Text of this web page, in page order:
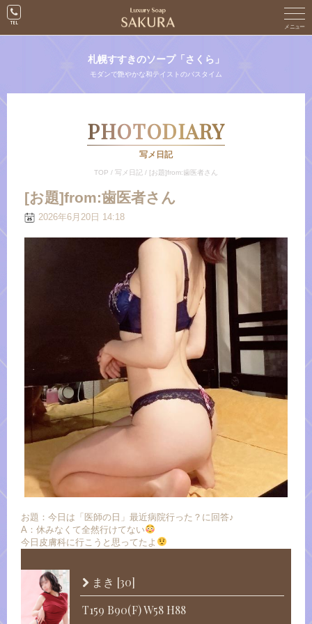
札幌すすきのソープ「さくら」
モダンで艶やかな和テイストのバスタイム
PHOTODIARY
写メ日記
TOP / 写メ日記 / [お題]from:歯医者さん
[お題]from:歯医者さん
2026年6月20日 14:18
お題：今日は「医師の日」最近病院行った？に回答♪
A：休みなくて全然行けてない
今日皮膚科に行こうと思ってたよ
まき [30]
T159 B90(F) W58 H88